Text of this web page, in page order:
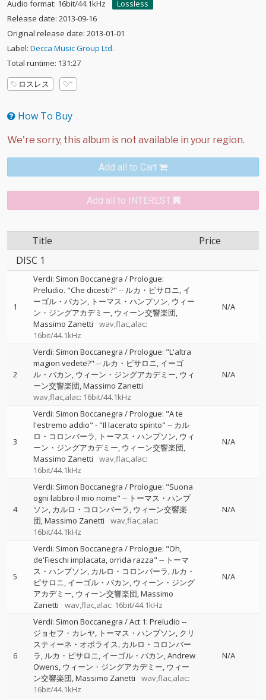
Audio format: 16bit/44.1kHz
Lossless
Release date: 2013-09-16
Original release date: 2013-01-01
Label: Decca Music Group Ltd.
Total runtime: 131:27
ロスレス
How To Buy
Add all to Cart
Add all to INTEREST
Title
Price
DISC 1
1
Verdi: Simon Boccanegra / Prologue:
Preludio. "Che dicesti?" -- ルカ・ピサロニ イ
ーゴル・バカン
トーマス・ハンプソン ウィー
ン・ジングアカデミー ウィーン交響楽団
Massimo Zanetti
wav,flac,alac:
16bit/44.1kHz
N/A
2
Verdi: Simon Boccanegra / Prologue: "L'altra
magion vedete?" -- ルカ・ピサロニ イーゴ
ル・バカン ウィーン・ジングアカデミー ウィ
ーン交響楽団 Massimo Zanetti
wav,flac,alac: 16bit/44.1kHz
N/A
3
Verdi: Simon Boccanegra / Prologue: "A te
l'estremo addio" - "Il lacerato spirito" -- カル
ロ・コロンバーラ
トーマス・ハンプソン ウィ
ーン・ジングアカデミー ウィーン交響楽団
Massimo Zanetti
wav,flac,alac:
16bit/44.1kHz
N/A
4
Verdi: Simon Boccanegra / Prologue: "Suona
ogni labbro il mio nome" -- トーマス・ハンプ
ソン カルロ・コロンバーラ ウィーン交響楽
団 Massimo Zanetti
wav,flac,alac:
16bit/44.1kHz
N/A
5
Verdi: Simon Boccanegra / Prologue: "Oh,
de'Fieschi implacata, orrida razza" -- トーマ
ス・ハンプソン カルロ・コロンバーラ ルカ・
ピサロニ イーゴル・バカン ウィーン・ジング
アカデミー ウィーン交響楽団 Massimo
Zanetti
wav,flac,alac: 16bit/44.1kHz
N/A
6
Verdi: Simon Boccanegra / Act 1: Preludio --
ジョセフ・カレヤ
トーマス・ハンプソン クリ
スティーネ・オポライス カルロ・コロンバー
ラ ルカ・ピサロニ イーゴル・バカン Andrew
Owens ウィーン・ジングアカデミー ウィー
ン交響楽団 Massimo Zanetti
wav,flac,alac:
16bit/44.1kHz
N/A